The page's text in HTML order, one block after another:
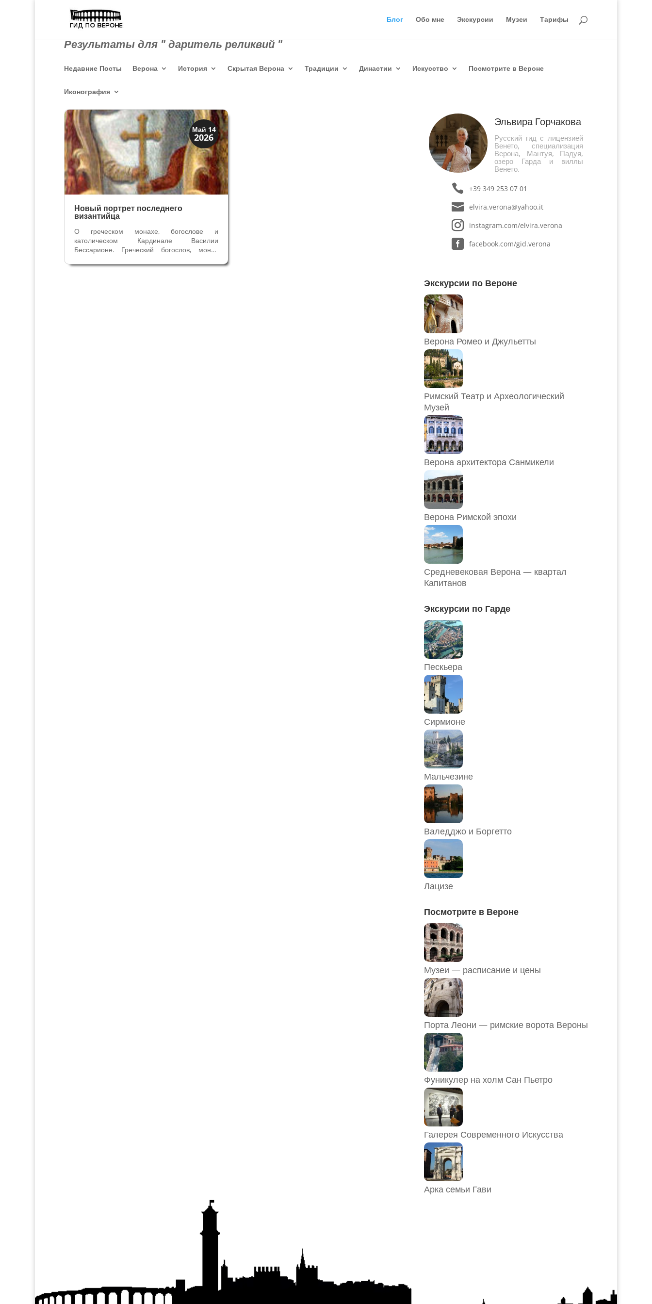
Блог Обо мне Экскурсии Музеи Тарифы
Результаты для " даритель реликвий "
Недавние Посты Верона История Скрытая Верона Традиции Династии Искусство Посмотрите в Вероне
Иконография
Май 14
2026
Иконография
Портреты
Новый портрет последнего
византийца
О греческом монахе, богослове и
католическом Кардинале Василии
Бессарионе. Греческий богослов, монах
Папы на флорентийском Соборе в 1438-
Эльвира Горчакова
Русский гид с лицензией
Венето, специализация
Верона, Мантуя, Падуя,
озеро Гарда и виллы
Венето.
+39 349 253 07 01
elvira.verona@yahoo.it
instagram.com/elvira.verona
facebook.com/gid.verona
Экскурсии по Вероне
Верона Ромео и Джульетты
Римский Театр и Археологический
Музей
Верона архитектора Санмикели
Верона Римской эпохи
Средневековая Верона — квартал
Капитанов
Экскурсии по Гарде
Пескьера
Сирмионе
Мальчезине
Валедджо и Боргетто
Лацизе
Посмотрите в Вероне
Музеи — расписание и цены
Порта Леони — римские ворота Вероны
Фуникулер на холм Сан Пьетро
Галерея Современного Искусства
Арка семьи Гави